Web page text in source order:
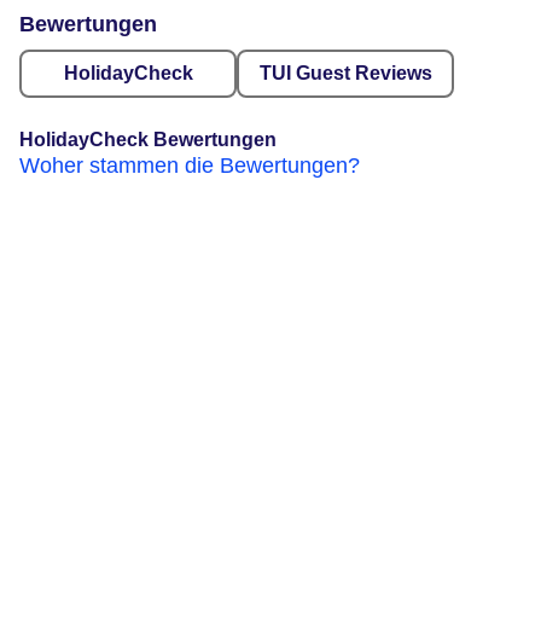
Bewertungen
HolidayCheck TUI Guest Reviews
HolidayCheck Bewertungen
Woher stammen die Bewertungen?